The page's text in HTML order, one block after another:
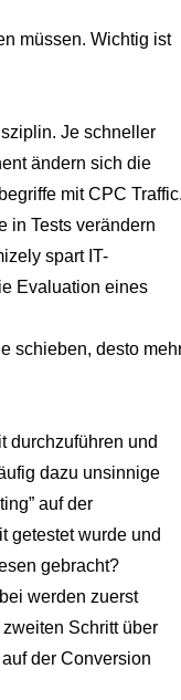
müssen. Wichtig ist
Je schneller
ändern sich die
mit CPC Traffic.
in Tests verändern
spart IT-
Evaluation eines
schieben, desto
durchzuführen und
dazu unsinnige
auf der
getestet wurde und
gebracht?
werden zuerst
Schritt über
der Conversion